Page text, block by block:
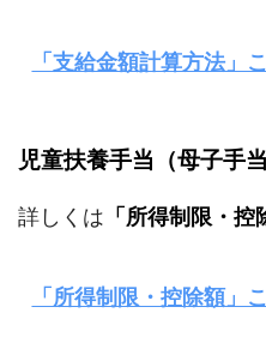
「支給金額計算方法」
児童扶養手当（母子手
詳しくは 「所得制限・控
「所得制限・控除額」